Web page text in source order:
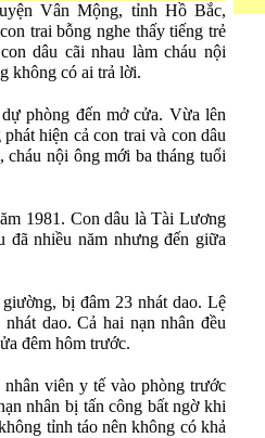
Vân Mộng, tỉnh Hồ Bắc,
trai bỗng nghe thấy tiếng trẻ
dâu cãi nhau làm cháu nội
không có ai trả lời.
phòng đến mở cửa. Vừa lên
hiện cả con trai và con dâu
cháu nội ông mới ba tháng tuổi
1981. Con dâu là Tài Lương
đã nhiều năm nhưng đến giữa
bị đâm 23 nhát dao. Lệ
dao. Cả hai nạn nhân đều
đêm hôm trước.
viên y tế vào phòng trước
nhân bị tấn công bất ngờ khi
tỉnh táo nên không có khả